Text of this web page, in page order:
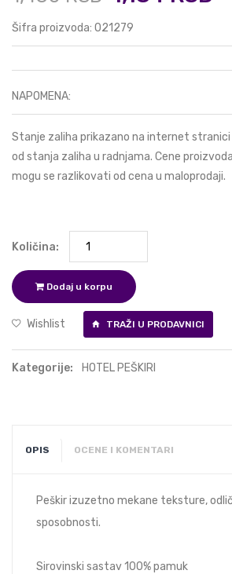
Šifra proizvoda: 021279
NAPOMENA:
Stanje zaliha prikazano na internet
od stanja zaliha u radnjama. Cene
mogu se razlikovati od cena u maloprodaji.
Količina:
Dodaj u korpu
Wishlist TRAŽI U PRODAVNICI
Kategorije: HOTEL PEŠKIRI
OPIS OCENE I KOMENTARI
Peškir izuzetno mekane teksture,
sposobnosti.
Sirovinski sastav 100% pamuk